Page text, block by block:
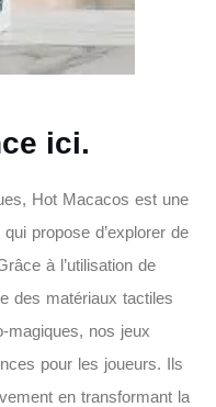
ce ici.
es, Hot Macacos est une
qui propose d’explorer de
râce à l’utilisation de
e des matériaux tactiles
-magiques, nos jeux
nces pour les joueurs. Ils
ement en transformant la